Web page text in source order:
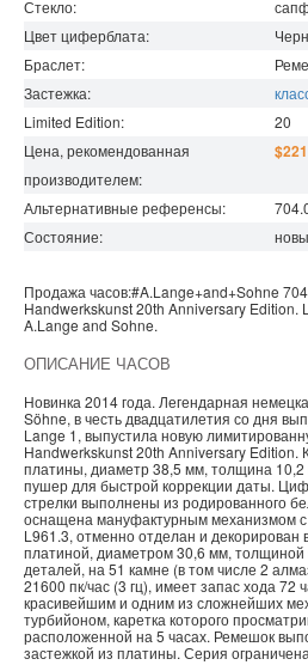
Стекло:
Цвет циферблата:
Браслет:
Застежка:
Limited Edition:
20
Цена, рекомендованная
производителем:
Альтернативные референсы:
Состояние:
Продажа часов:#A.Lange+and+Sohne
Handwerkskunst 20th Anniversary Edition.
A.Lange and Sohne.
ОПИСАНИЕ ЧАСОВ
Новинка 2014 года. Легендарная
Söhne, в честь двадцатилетия со дня
Lange 1, выпустила новую
Handwerkskunst 20th Anniversary Edition.
платины, диаметр 38,5 мм, толщина
пушер для быстрой коррекции даты.
стрелки выполнены из родированного
оснащена мануфактурным механизмом
L961.3, отменно отделан и декорирован
платиной, диаметром 30,6 мм,
деталей, на 51 камне (в том числе 2
21600 пк/час (3 гц), имеет запас хода
красивейшим и одним из сложнейших
турбийоном, каретка которого
расположенной на 5 часах. Ремешок
застежкой из платины. Серия